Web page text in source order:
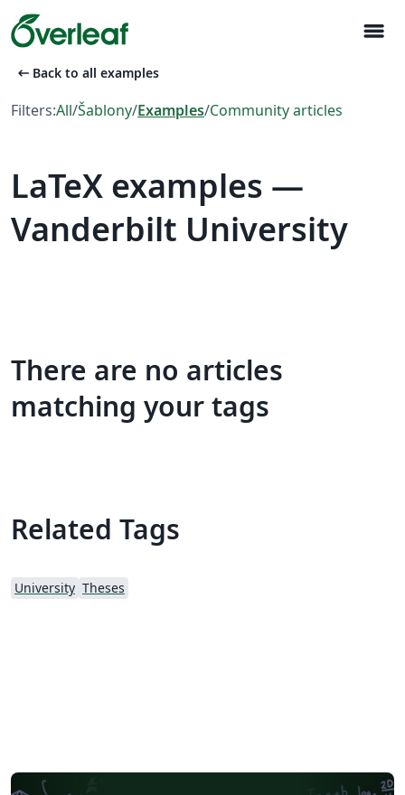
menu
arrow_left_alt Back to all examples
Filters:All/Šablony/Examples/Community articles
LaTeX examples —
Vanderbilt University
There are no articles
matching your tags
Related Tags
University Theses